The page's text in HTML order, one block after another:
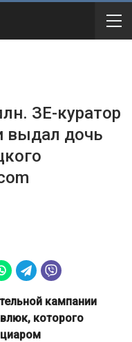
ЗЕ-куратор
выдал дочь
кампании
которого